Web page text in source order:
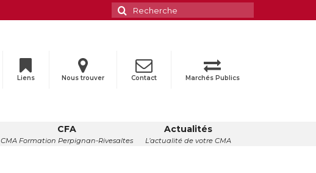
Rechercher
:
Liens Nous trouver Contact Marchés Publics
CFA
CMA Formation Perpignan-Rivesaltes
Actualités
L’actualité de votre CMA